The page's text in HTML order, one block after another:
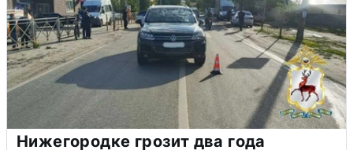
Нижегородке грозит два года